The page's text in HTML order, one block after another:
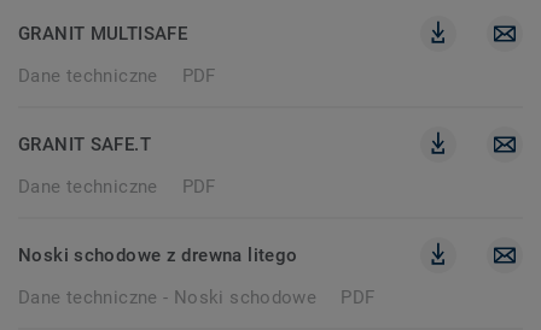
GRANIT MULTISAFE
Dane techniczne
PDF
GRANIT SAFE.T
Dane techniczne
PDF
Noski schodowe z drewna litego
Dane techniczne - Noski schodowe
PDF